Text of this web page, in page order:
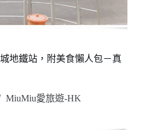
地鐵站，附美食懶人包－真
MiuMiu愛旅遊-HK